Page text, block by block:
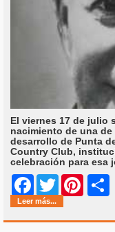
El viernes 17 de julio
nacimiento de una
desarrollo de Punta
Country Club,
celebración para esa
Facebook
Twitter
Leer más...